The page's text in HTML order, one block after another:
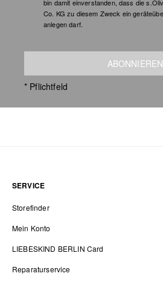
bin damit einverstanden, dass die
Co. KG zu diesem Zweck ein
anlegen darf.
ABONNIEREN
* Pflichtfeld
SERVICE
Storefinder
Mein Konto
LIEBESKIND BERLIN Card
Reparaturservice